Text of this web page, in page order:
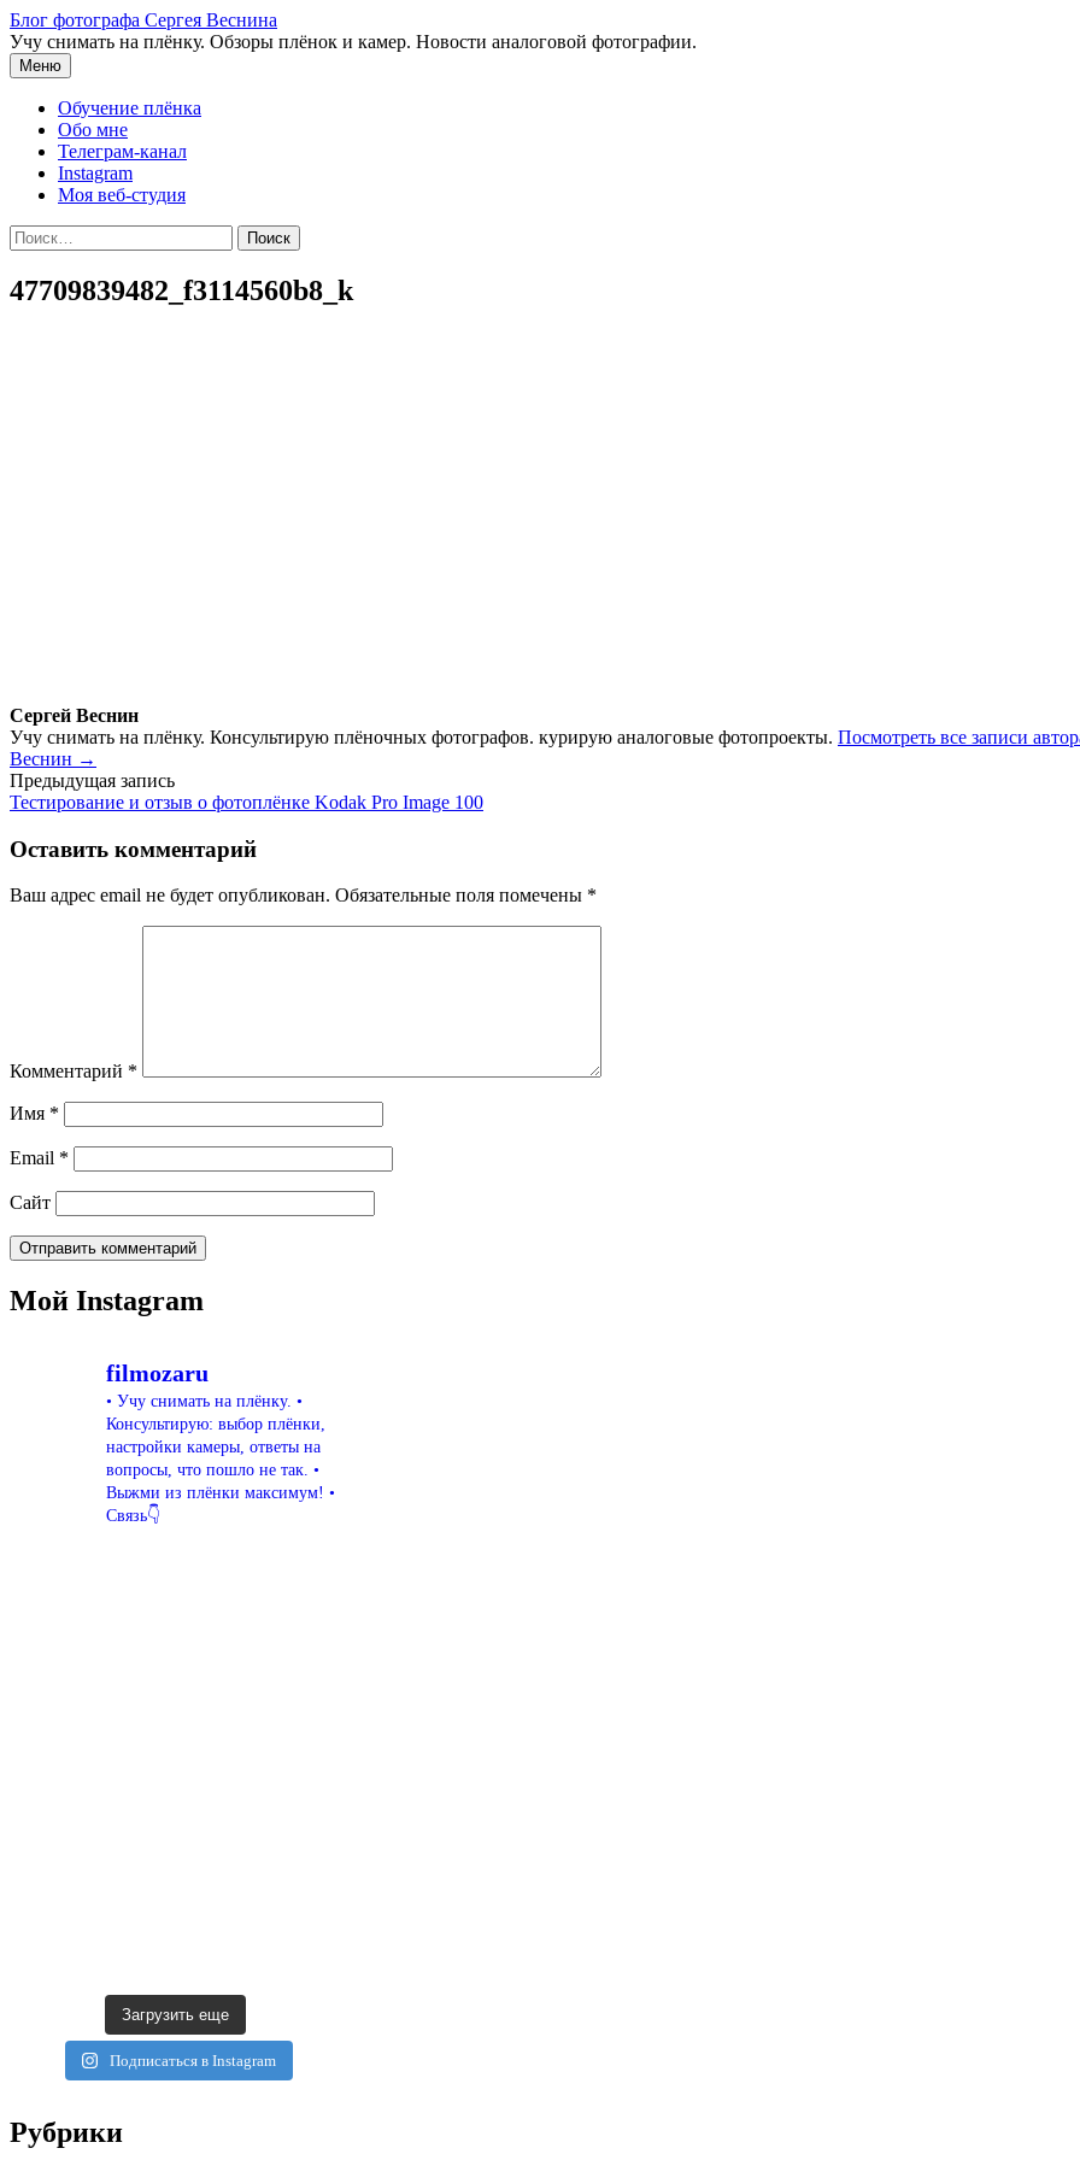
Перейти
к
содержимому
Блог фотографа Сергея Веснина
Учу снимать на плёнку. Обзоры плёнок и камер. Новости аналоговой фотографии.
Меню
Обучение плёнка
Обо мне
Телеграм-канал
Instagram
Моя веб-студия
Найти:
47709839482_f3114560b8_k
Сергей Веснин
Учу снимать на плёнку. Консультирую плёночных фотографов. курирую аналоговые фотопроекты. Посмотреть все записи
Веснин →
Навигация
по
записям
Предыдущая запись
Тестирование и отзыв о фотоплёнке Kodak Pro Image 100
Оставить комментарий
Ваш адрес email не будет опубликован. Обязательные поля помечены *
Комментарий *
Имя *
Email *
Сайт
Мой Instagram
filmozaru
• Учу снимать на плёнку. •
Консультирую: выбор плёнки,
настройки камеры, ответы на
вопросы, что пошло не так. •
Выжми из плёнки максимум! •
Связь👇
Загрузить еще
Подписаться в Instagram
Рубрики